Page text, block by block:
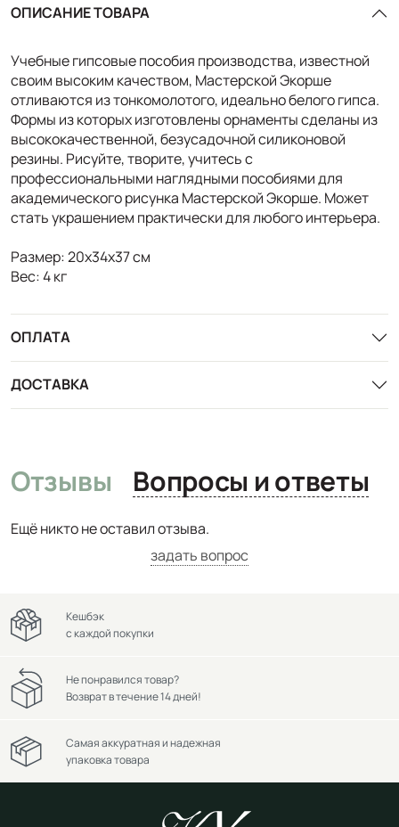
ОПИСАНИЕ ТОВАРА
Учебные гипсовые пособия производства, известной
своим высоким качеством, Мастерской Экорше
отливаются из тонкомолотого, идеально белого гипса.
Формы из которых изготовлены орнаменты сделаны из
высококачественной, безусадочной силиконовой
резины. Рисуйте, творите, учитесь с
профессиональными наглядными пособиями для
академического рисунка Мастерской Экорше. Может
стать украшением практически для любого интерьера.
Размер: 20х34х37 см
Вес: 4 кг
ОПЛАТА
ДОСТАВКА
Отзывы Вопросы и ответы
Ещё никто не оставил отзыва.
задать вопрос
Кешбэк
с каждой покупки
Не понравился товар?
Возврат в течение 14 дней!
Самая аккуратная и надежная
упаковка товара